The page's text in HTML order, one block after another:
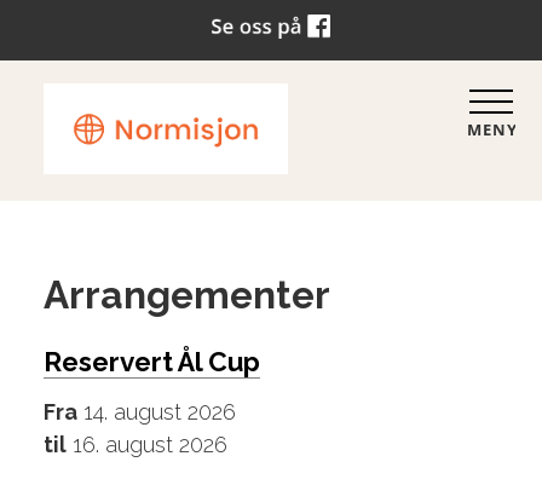
MENY
Arrangementer
Reservert Ål Cup
Fra14. august 2026
til16. august 2026